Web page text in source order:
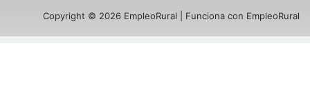
Copyright © 2026 EmpleoRural | Funciona con EmpleoRural